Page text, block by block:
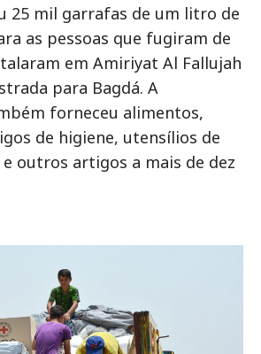
25 mil garrafas de um litro de
as pessoas que fugiram de
em Amiriyat Al Fallujah
para Bagdá. A
forneceu alimentos,
de higiene, utensílios de
outros artigos a mais de dez